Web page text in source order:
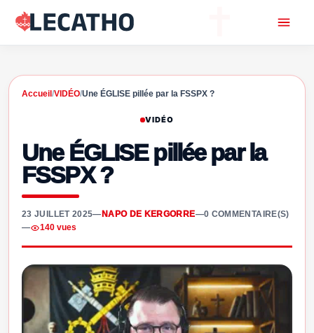
Accueil /VIDÉO/Une ÉGLISE pillée par la FSSPX ?
VIDÉO
Une ÉGLISE pillée par la
FSSPX ?
23 JUILLET 2025— NAPO DE KERGORRE—0 COMMENTAIRE(S)
—
140 vues